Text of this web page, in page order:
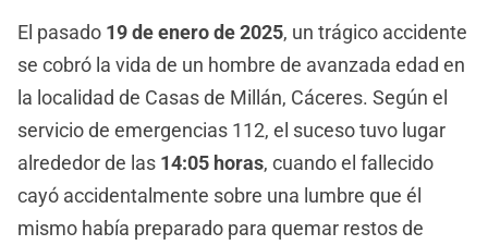
El pasado 19 de enero de 2025, un trágico accidente
se cobró la vida de un hombre de avanzada edad en
la localidad de Casas de Millán, Cáceres. Según el
servicio de emergencias 112, el suceso tuvo lugar
alrededor de las 14:05 horas, cuando el fallecido
cayó accidentalmente sobre una lumbre que él
mismo había preparado para quemar restos de